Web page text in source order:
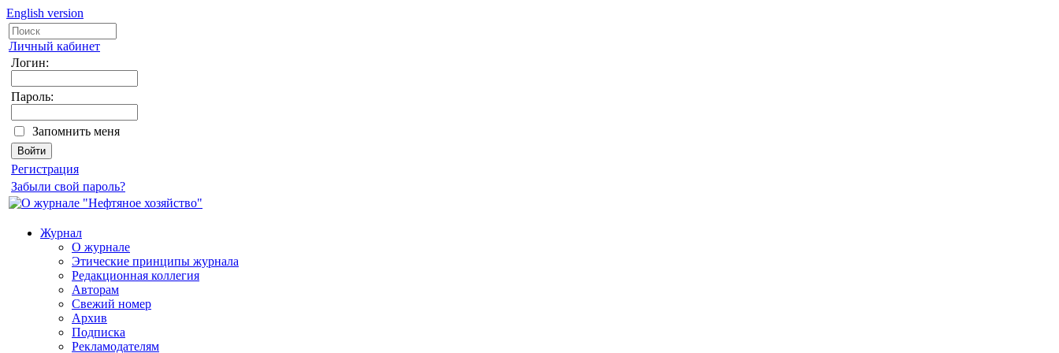
English version
Личный кабинет
Логин:
Пароль:
Запомнить меня
Регистрация
Забыли свой пароль?
Журнал
О журнале
Этические принципы журнала
Редакционная коллегия
Авторам
Свежий номер
Архив
Подписка
Рекламодателям